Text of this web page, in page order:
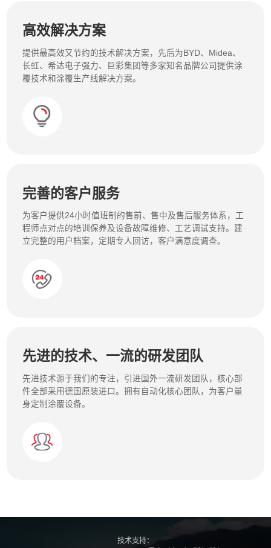
高效解决方案
提供最高效又节约的技术解决方案，先后为BYD、Midea、
长虹、希达电子强力、巨彩集团等多家知名品牌公司提供涂
覆技术和涂覆生产线解决方案。
完善的客户服务
为客户提供24小时值班制的售前、售中及售后服务体系，工
程师点对点的培训保养及设备故障维修、工艺调试支持。建
立完整的用户档案，定期专人回访，客户满意度调查。
先进的技术、一流的研发团队
先进技术源于我们的专注，引进国外一流研发团队，核心部
件全部采用德国原装进口。拥有自动化核心团队，为客户量
身定制涂覆设备。
技术支持：